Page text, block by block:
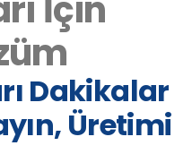
İçin
Dakikalar
Üretimi